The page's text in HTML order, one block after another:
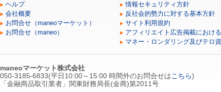
ヘルプ
会社概要
お問合せ（maneoマーケット）
お問合せ（maneo）
情報セキュリティ方針
反社会的勢力に対する基本方針
サイト利用規約
アフィリエイト広告掲載におけ
マネー・ロンダリング及びテロ
maneoマーケット株式会社
050-3185-6833(平日10:00～15:00 時間外のお問合せは こちら)
「金融商品取引業者」関東財務局長(金商)第2011号